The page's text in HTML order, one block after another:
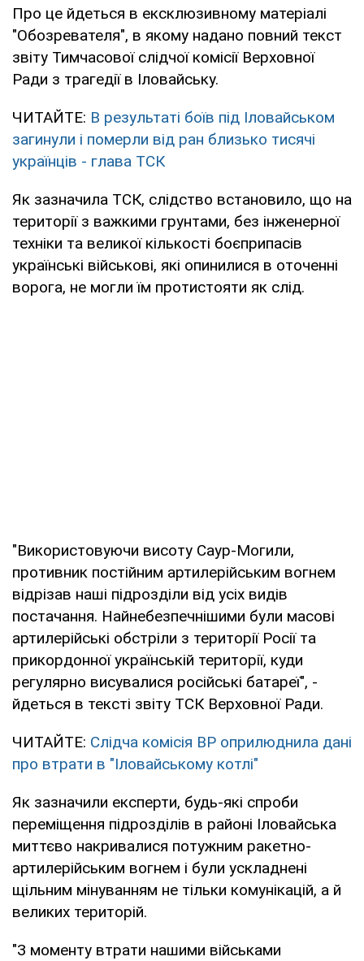
Про це йдеться в ексклюзивному матеріалі
"Обозревателя", в якому надано повний текст
звіту Тимчасової слідчої комісії Верховної
Ради з трагедії в Іловайську.
ЧИТАЙТЕ: В результаті боїв під Іловайськом
загинули і померли від ран близько тисячі
українців - глава ТСК
Як зазначила ТСК, слідство встановило, що на
території з важкими грунтами, без інженерної
техніки та великої кількості боєприпасів
українські військові, які опинилися в оточенні
ворога, не могли їм протистояти як слід.
"Використовуючи висоту Саур-Могили,
противник постійним артилерійським вогнем
відрізав наші підрозділи від усіх видів
постачання. Найнебезпечнішими були масові
артилерійські обстріли з території Росії та
прикордонної українській території, куди
регулярно висувалися російські батареї", -
йдеться в тексті звіту ТСК Верховної Ради.
ЧИТАЙТЕ: Слідча комісія ВР оприлюднила дані
про втрати в "Іловайському котлі"
Як зазначили експерти, будь-які спроби
переміщення підрозділів в районі Іловайська
миттєво накривалися потужним ракетно-
артилерійським вогнем і були ускладнені
щільним мінуванням не тільки комунікацій, а й
великих територій.
"З моменту втрати нашими військами